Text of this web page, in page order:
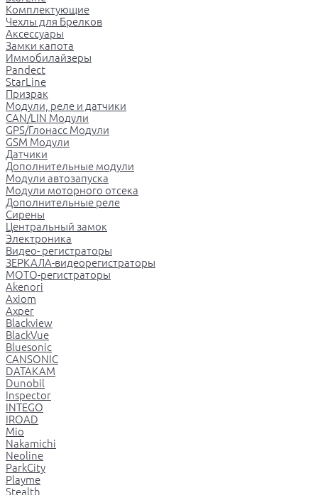
Комплектующие
Чехлы для Брелков
Аксессуары
Замки капота
Иммобилайзеры
Pandect
StarLine
Призрак
Модули, реле и датчики
CAN/LIN Модули
GPS/Глонасс Модули
GSM Модули
Датчики
Дополнительные модули
Модули автозапуска
Модули моторного отсека
Дополнительные реле
Сирены
Центральный замок
Электроника
Видео- регистраторы
ЗЕРКАЛА-видеорегистраторы
МОТО-регистраторы
Akenori
Axiom
Axper
Blackview
BlackVue
Bluesonic
CANSONIC
DATAKAM
Dunobil
Inspector
INTEGO
IROAD
Mio
Nakamichi
Neoline
ParkCity
Playme
Stealth